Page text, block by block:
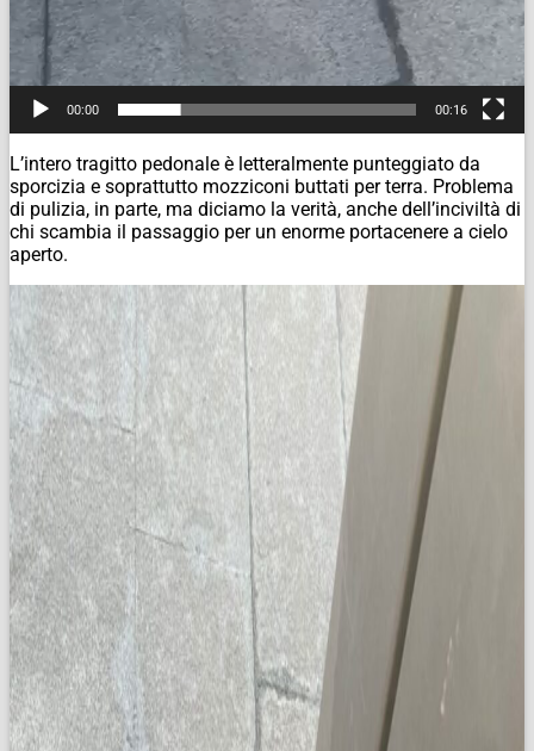
00:00 00:16
L’intero tragitto pedonale è letteralmente punteggiato da
sporcizia e soprattutto mozziconi buttati per terra. Problema
di pulizia, in parte, ma diciamo la verità, anche dell’inciviltà di
chi scambia il passaggio per un enorme portacenere a cielo
aperto.